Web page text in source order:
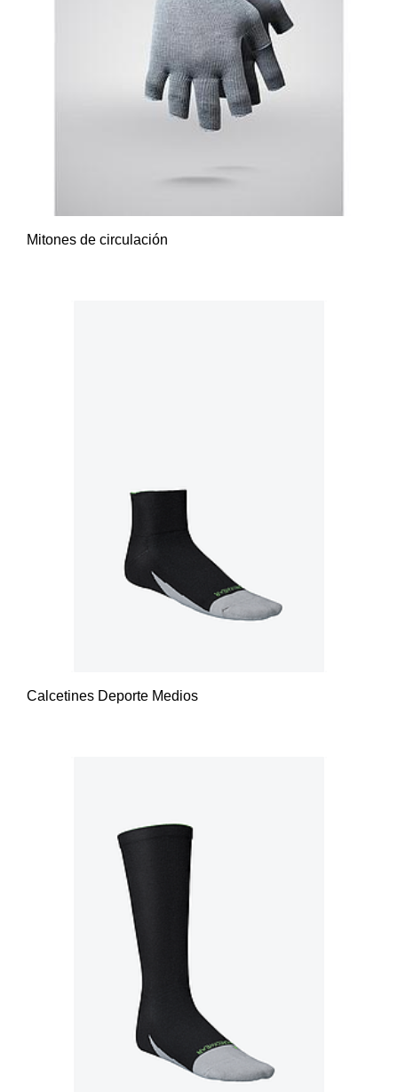
Mitones de circulación
Calcetines Deporte Medios